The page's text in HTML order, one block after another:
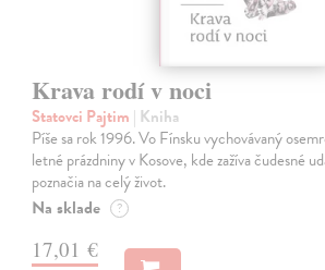
Krava rodí v noci
Statovci Pajtim | Kniha
Píše sa rok 1996. Vo Fínsku vychovávaný
letné prázdniny v Kosove, kde zažíva čudesné
poznačia na celý život.
Na sklade ?
17,01 €